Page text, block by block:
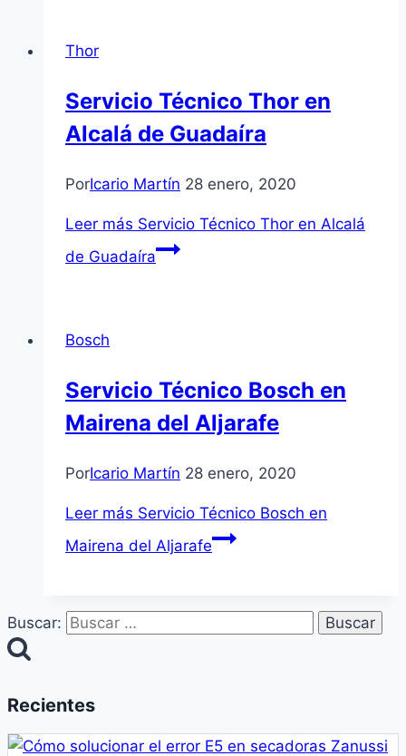
Thor
Servicio Técnico Thor en
Alcalá de Guadaíra
PorIcario Martín 28 enero, 2020
Leer más Servicio Técnico Thor en Alcalá
de Guadaíra
Bosch
Servicio Técnico Bosch en
Mairena del Aljarafe
PorIcario Martín 28 enero, 2020
Leer más Servicio Técnico Bosch en
Mairena del Aljarafe
Buscar:
Recientes